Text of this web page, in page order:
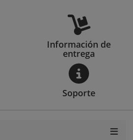
Información de
entrega
Soporte